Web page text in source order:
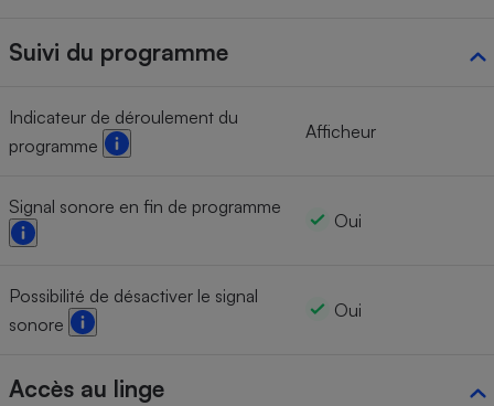
Suivi du programme
Indicateur de déroulement du
programme
Afficheur
Signal sonore en fin de programme
Oui
Possibilité de désactiver le signal
sonore
Oui
Accès au linge